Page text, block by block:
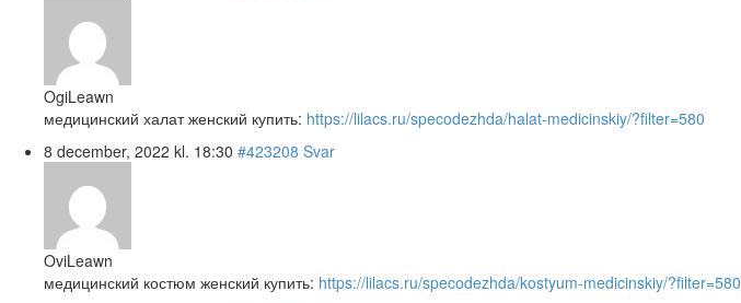
OgiLeawn
медицинский халат женский купить: https://lilacs.ru/specodezhda/halat-medicinskiy/?filter=580
8 december, 2022 kl. 18:30 #423208 Svar
OviLeawn
медицинский костюм женский купить: https://lilacs.ru/specodezhda/kostyum-medicinskiy/?filter=580